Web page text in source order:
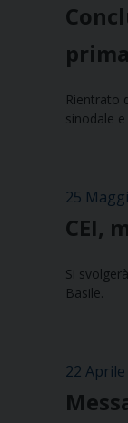
Rientrato
sinodale
25
CEI,
Si
Basile.
22